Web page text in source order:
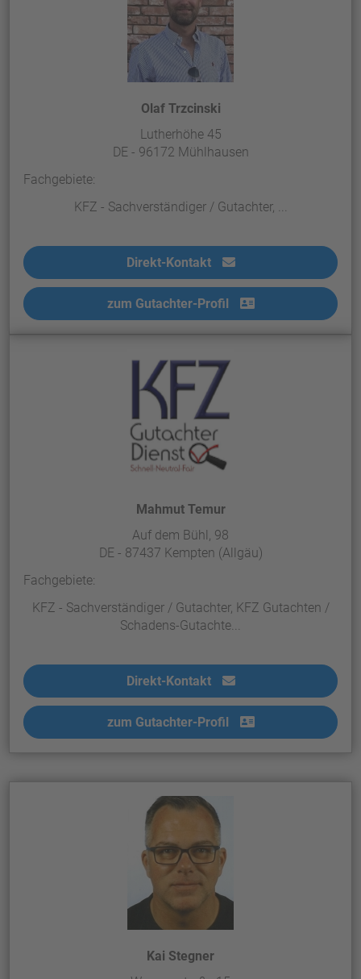
Olaf Trzcinski
Lutherhöhe 45
DE - 96172 Mühlhausen
Fachgebiete:
KFZ - Sachverständiger / Gutachter, ...
Direkt-Kontakt
zum Gutachter-Profil
Mahmut Temur
Auf dem Bühl, 98
DE - 87437 Kempten (Allgäu)
Fachgebiete:
KFZ - Sachverständiger / Gutachter, KFZ Gutachten /
Schadens-Gutachte...
Direkt-Kontakt
zum Gutachter-Profil
Kai Stegner